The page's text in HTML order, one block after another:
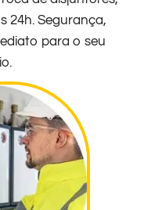
24h. Segurança,
para o seu